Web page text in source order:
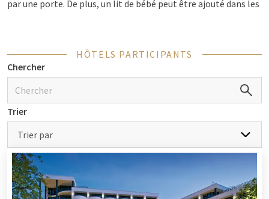
par une porte. De plus, un lit de bébé peut être ajouté dans les
Installations pendant le week-end en
famille
Profitez de tous leséquipementsque les hôtels Van der Valk
offrent pour votre week-end en famille. Optez par exemple
pour un hôtel avec piscine. En tant qu'invité, vous pouvez
utiliser gratuitement la piscine ou le spa. Faites un plongeon
rafraîchissant ou nagez quelques longueurs. Préférez-vous
sortir avec les enfants? Choisissez un hôtel avec aire de jeux.
HÔTELS PARTICIPANTS
Chercher
Trier
Trier par